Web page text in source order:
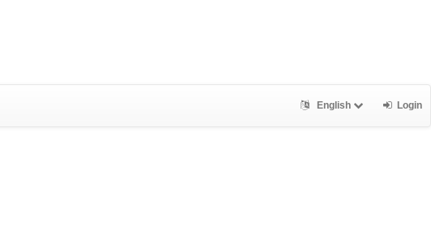
English Login